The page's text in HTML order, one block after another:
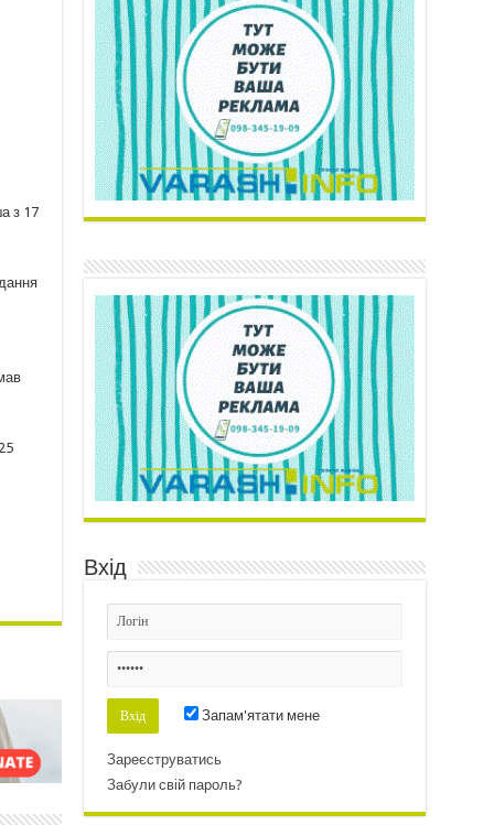
з 17
Вхід
Запам'ятати мене
Зареєструватись
Забули свій пароль?